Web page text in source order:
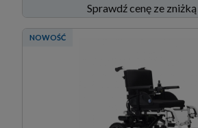
Sprawdź cenę ze
NOWOŚĆ